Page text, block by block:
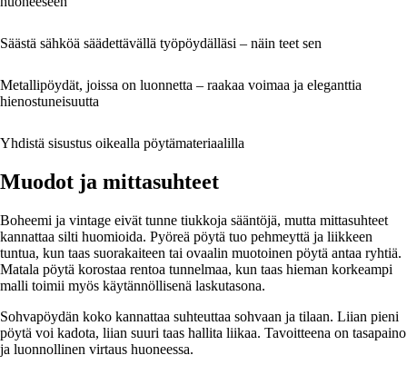
Säästä sähköä säädettävällä työpöydälläsi – näin teet sen
Metallipöydät, joissa on luonnetta – raakaa voimaa ja eleganttia
hienostuneisuutta
Yhdistä sisustus oikealla pöytämateriaalilla
Muodot ja mittasuhteet
Boheemi ja vintage eivät tunne tiukkoja sääntöjä, mutta mittasuhteet
kannattaa silti huomioida. Pyöreä pöytä tuo pehmeyttä ja liikkeen
tuntua, kun taas suorakaiteen tai ovaalin muotoinen pöytä antaa ryhtiä.
Matala pöytä korostaa rentoa tunnelmaa, kun taas hieman korkeampi
malli toimii myös käytännöllisenä laskutasona.
Sohvapöydän koko kannattaa suhteuttaa sohvaan ja tilaan. Liian pieni
pöytä voi kadota, liian suuri taas hallita liikaa. Tavoitteena on tasapaino
ja luonnollinen virtaus huoneessa.